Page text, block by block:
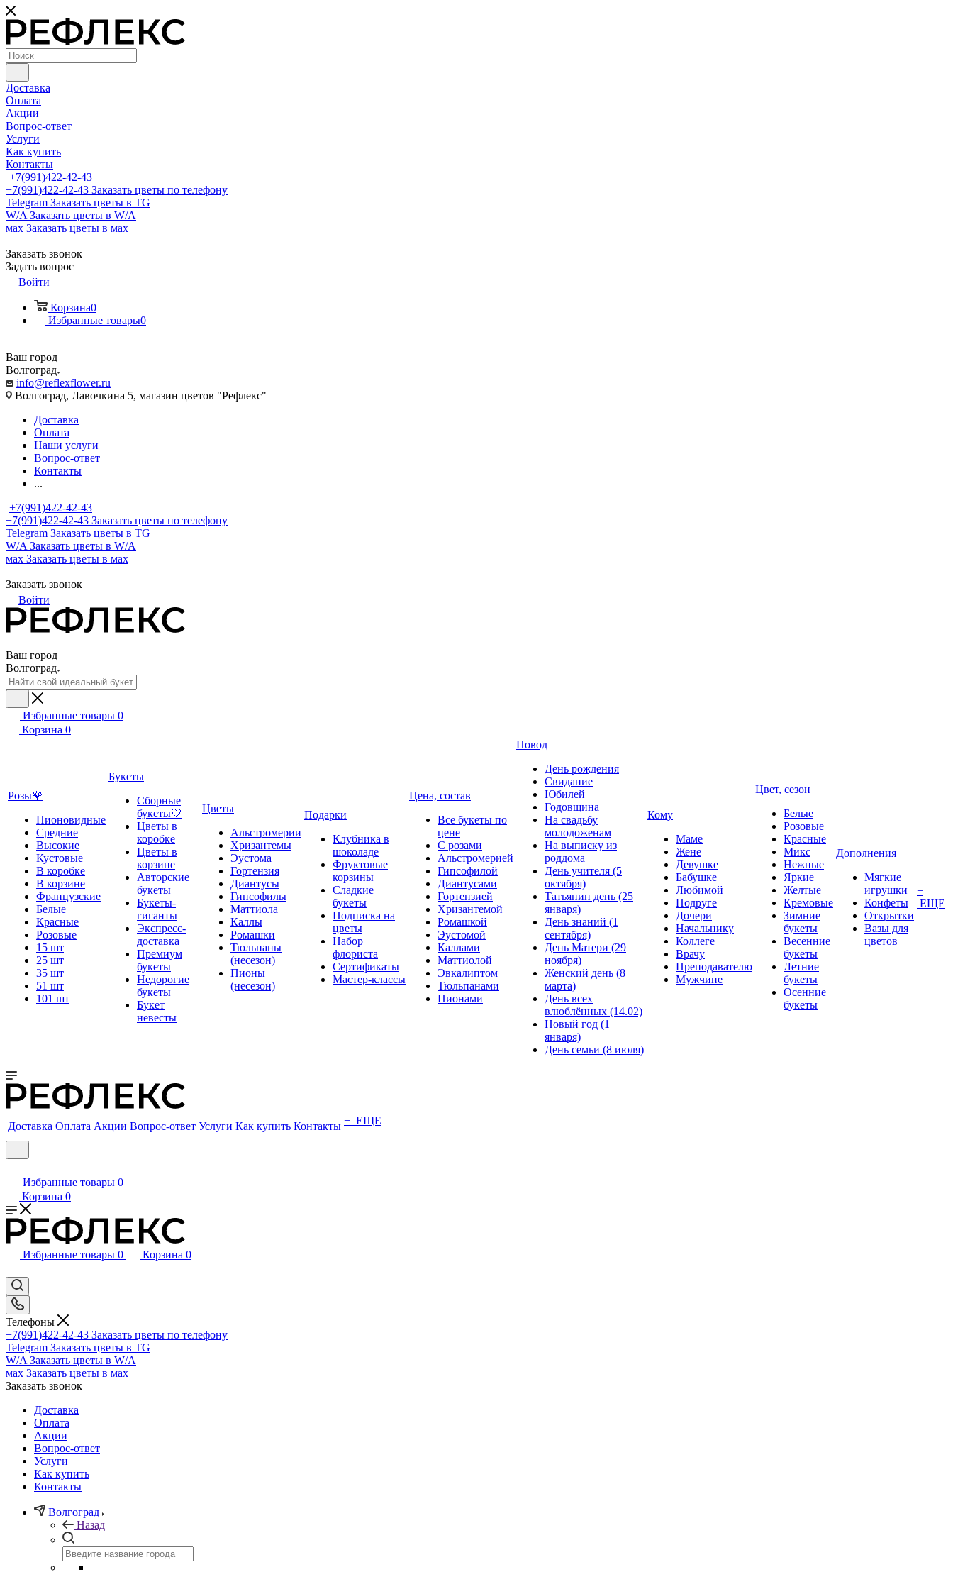
Доставка
Оплата
Акции
Вопрос-ответ
Услуги
Как купить
Контакты
+7(991)422-42-43
+7(991)422-42-43 Заказать цветы по телефону
Telegram Заказать цветы в TG
W/A Заказать цветы в W/A
мах Заказать цветы в мах
Заказать звонок
Задать вопрос
Войти
Корзина0
Избранные товары0
Ваш город
Волгоград
info@reflexflower.ru
Волгоград, Лавочкина 5, магазин цветов "Рефлекс"
Доставка
Оплата
Наши услуги
Вопрос-ответ
Контакты
...
+7(991)422-42-43
+7(991)422-42-43 Заказать цветы по телефону
Telegram Заказать цветы в TG
W/A Заказать цветы в W/A
мах Заказать цветы в мах
Заказать звонок
Войти
Ваш город
Волгоград
Избранные товары 0
Корзина 0
Розы🌹
Пионовидные
Средние
Высокие
Кустовые
В коробке
В корзине
Французские
Белые
Красные
Розовые
15 шт
25 шт
35 шт
51 шт
101 шт
Букеты
Сборные
букеты🤍
Цветы в
коробке
Цветы в
корзине
Авторские
букеты
Букеты-
гиганты
Экспресс-
доставка
Премиум
букеты
Недорогие
букеты
Букет
невесты
Цветы
Альстромерии
Хризантемы
Эустома
Гортензия
Диантусы
Гипсофилы
Маттиола
Каллы
Ромашки
Тюльпаны
(несезон)
Пионы
(несезон)
Подарки
Клубника в
шоколаде
Фруктовые
корзины
Сладкие
букеты
Подписка на
цветы
Набор
флориста
Сертификаты
Мастер-классы
Цена, состав
Все букеты по
цене
С розами
Альстромерией
Гипсофилой
Диантусами
Гортензией
Хризантемой
Ромашкой
Эустомой
Каллами
Маттиолой
Эвкалиптом
Тюльпанами
Пионами
Повод
День рождения
Свидание
Юбилей
Годовщина
На свадьбу
молодоженам
На выписку из
роддома
День учителя (5
октября)
Татьянин день (25
января)
День знаний (1
сентября)
День Матери (29
ноября)
Женский день (8
марта)
День всех
влюблённых (14.02)
Новый год (1
января)
День семьи (8 июля)
Кому
Маме
Жене
Девушке
Бабушке
Любимой
Подруге
Дочери
Начальнику
Коллеге
Врачу
Преподавателю
Мужчине
Цвет, сезон
Белые
Розовые
Красные
Микс
Нежные
Яркие
Желтые
Кремовые
Зимние
букеты
Весенние
букеты
Летние
букеты
Осенние
букеты
Дополнения
Мягкие
игрушки
Конфеты
Открытки
Вазы для
цветов
+
ЕЩЕ
Доставка Оплата Акции Вопрос-ответ Услуги Как купить Контакты + ЕЩЕ
Избранные товары 0
Корзина 0
Избранные товары 0 Корзина 0
Телефоны
+7(991)422-42-43 Заказать цветы по телефону
Telegram Заказать цветы в TG
W/A Заказать цветы в W/A
мах Заказать цветы в мах
Заказать звонок
Доставка
Оплата
Акции
Вопрос-ответ
Услуги
Как купить
Контакты
Волгоград
Назад